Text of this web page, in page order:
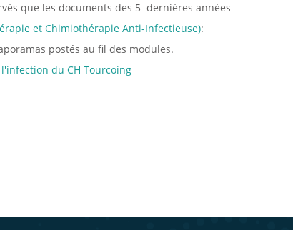
que les documents des 5 dernières années
et Chimiothérapie Anti-Infectieuse):
postés au fil des modules.
du CH Tourcoing